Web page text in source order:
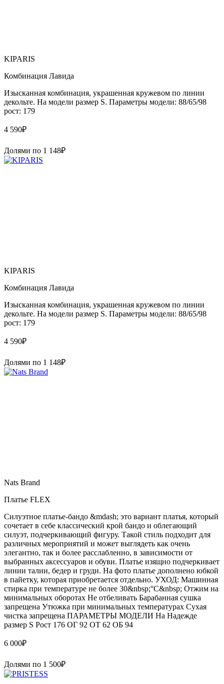
KIPARIS
Комбинация Лавида
Изысканная комбинация, украшенная кружевом по линии
декольте. На модели размер S. Параметры модели: 88/65/98
рост: 179
4 590₽
Долями по 1 148₽
KIPARIS
Комбинация Лавида
Изысканная комбинация, украшенная кружевом по линии
декольте. На модели размер S. Параметры модели: 88/65/98
рост: 179
4 590₽
Долями по 1 148₽
Nats Brand
Платье FLEX
Силуэтное платье-бандо &mdash; это вариант платья, который
сочетает в себе классический крой бандо и облегающий
силуэт, подчеркивающий фигуру. Такой стиль подходит для
различных мероприятий и может выглядеть как очень
элегантно, так и более расслабленно, в зависимости от
выбранных аксессуаров и обуви. Платье изящно подчеркивает
линии талии, бедер и груди. На фото платье дополнено юбкой
в пайетку, которая приобретается отдельно. УХОД: Машинная
стирка при температуре не более 30&nbsp;°C&nbsp; Отжим на
минимальных оборотах Не отбеливать Барабанная сушка
запрещена Утюжка при минимальных температурах Сухая
чистка запрещена ПАРАМЕТРЫ МОДЕЛИ На Надежде
размер S Рост 176 ОГ 92 ОТ 62 ОБ 94
6 000₽
Долями по 1 500₽